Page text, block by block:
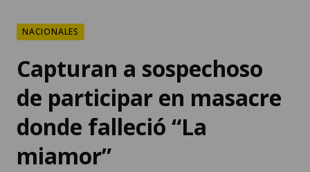
NACIONALES
Capturan a sospechoso
de participar en masacre
donde falleció “La
miamor”